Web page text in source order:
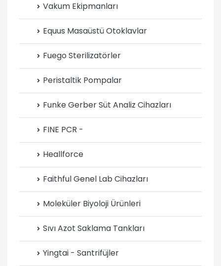
Vakum Ekipmanları
Equus Masaüstü Otoklavlar
Fuego Sterilizatörler
Peristaltik Pompalar
Funke Gerber Süt Analiz Cihazları
FINE PCR -
Heallforce
Faithful Genel Lab Cihazları
Moleküler Biyoloji Ürünleri
Sıvı Azot Saklama Tankları
Yingtai - Santrifüjler